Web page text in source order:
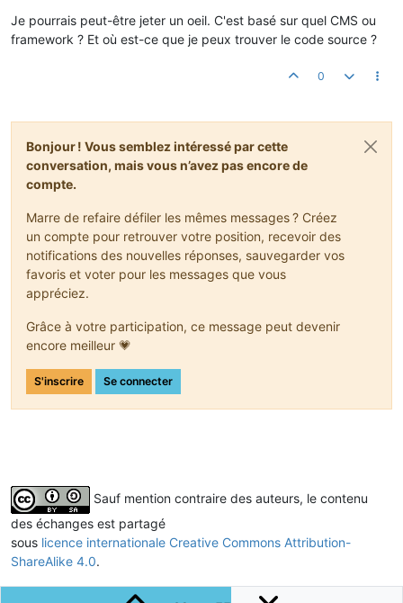
Je pourrais peut-être jeter un oeil. C'est basé sur quel CMS ou
framework ? Et où est-ce que je peux trouver le code source ?
0
Bonjour ! Vous semblez intéressé par cette
conversation, mais vous n’avez pas encore de
compte.
Marre de refaire défiler les mêmes messages ? Créez
un compte pour retrouver votre position, recevoir des
notifications des nouvelles réponses, sauvegarder vos
favoris et voter pour les messages que vous
appréciez.
Grâce à votre participation, ce message peut devenir
encore meilleur 💗
S'inscrire Se connecter
Sauf mention contraire des auteurs, le contenu
des échanges est partagé
sous licence internationale Creative Commons Attribution-
ShareAlike 4.0.